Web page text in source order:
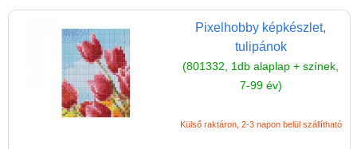
Pixelhobby képkészlet,
tulipánok
(801332, 1db alaplap + színek,
7-99 év)
Külső raktáron, 2-3 napon belül szállítható